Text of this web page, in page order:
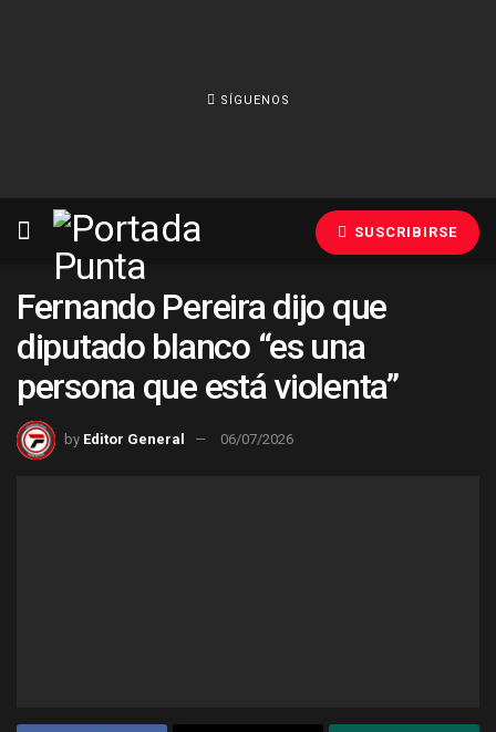
SÍGUENOS
SUSCRIBIRSE
Fernando Pereira dijo que
diputado blanco “es una
persona que está violenta”
by Editor General 06/07/2026